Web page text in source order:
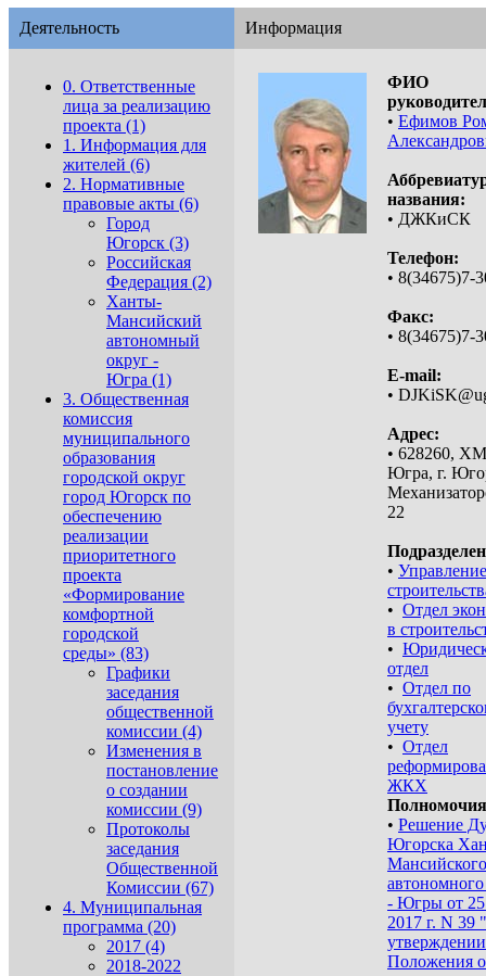
Деятельность Информация
0. Ответственные
лица за реализацию
проекта (1)
1. Информация для
жителей (6)
2. Нормативные
правовые акты (6)
Город
Югорск (3)
Российская
Федерация (2)
Ханты-
Мансийский
автономный
округ -
Югра (1)
3. Общественная
комиссия
муниципального
образования
городской округ
город Югорск по
обеспечению
реализации
приоритетного
проекта
«Формирование
комфортной
городской
среды» (83)
Графики
заседания
общественной
комиссии (4)
Изменения в
постановление
о создании
комиссии (9)
Протоколы
заседания
Общественной
Комиссии (67)
4. Муниципальная
программа (20)
2017 (4)
2018-2022
ФИО
• Ефимов
названия:
• ДЖКиСК
Телефон:
• 8(34675)7-
Факс:
• 8(34675)7-
E-mail:
•
Адрес:
• 628260,
Югра, г.
22
• Управление
• Отдел
в
•
отдел
• Отдел по
учету
• Отдел
ЖКХ
• Решение
Югорска
Мансийского
- Югры от 25
2017 г. N 39
утверждении
Положения о